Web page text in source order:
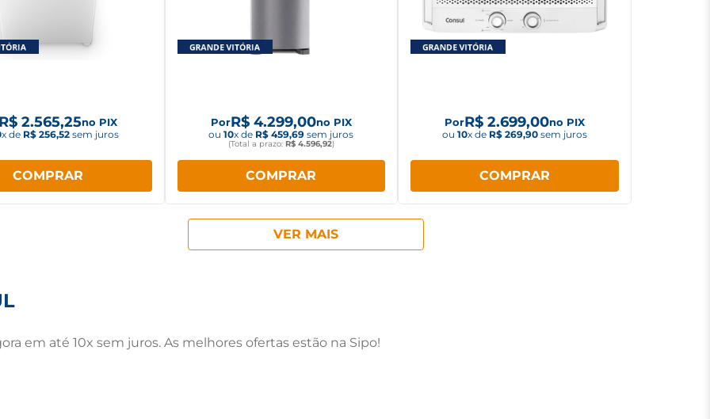
2.565,25no PIX
x de R$ 256,52 sem juros
COMPRAR
PorR$ 4.299,00no PIX
ou10x de R$ 459,69 sem juros
(Total a prazo: R$ 4.596,92)
COMPRAR
PorR$ 2.699,00no PIX
ou10x de R$ 269,90 sem juros
COMPRAR
em até 10x sem juros. As melhores ofertas estão na Sipo!